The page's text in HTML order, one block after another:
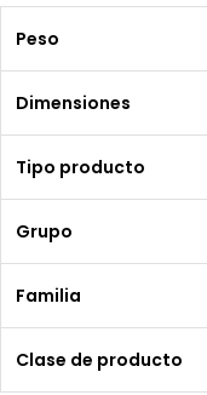
Peso
Dimensiones
Tipo producto
Grupo
Familia
Clase de producto